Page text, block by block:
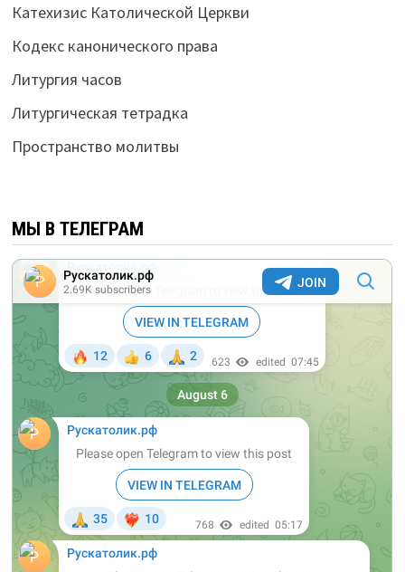
Катехизис Католической Церкви
Кодекс канонического права
Литургия часов
Литургическая тетрадка
Пространство молитвы
МЫ В ТЕЛЕГРАМ